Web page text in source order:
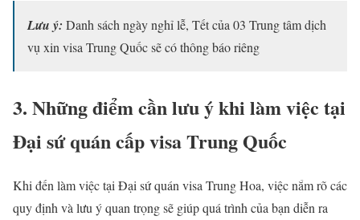
Lưu ý: Danh sách ngày nghỉ lễ, Tết của 03 Trung tâm dịch
vụ xin visa Trung Quốc sẽ có thông báo riêng
3. Những điểm cần lưu ý khi làm việc tại
Đại sứ quán cấp visa Trung Quốc
Khi đến làm việc tại Đại sứ quán visa Trung Hoa, việc nắm rõ các
quy định và lưu ý quan trọng sẽ giúp quá trình của bạn diễn ra